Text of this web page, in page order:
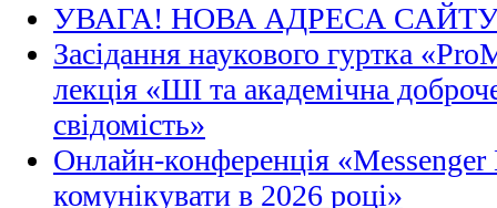
УВАГА! НОВА АДРЕСА
Засідання наукового гуртка
лекція «ШІ та академічна
свідомість»
Онлайн-конференція
комунікувати в 2026 році»